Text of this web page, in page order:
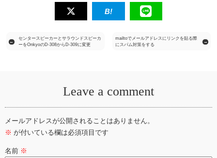
←
センタースピーカーとサラウンドスピーカ
ーをOnkyoのD-308からD-309に変更
mailtoでメールアドレスにリンクを貼る際
にスパム対策をする
→
Leave a comment
メールアドレスが公開されることはありません。
※ が付いている欄は必須項目です
名前 ※